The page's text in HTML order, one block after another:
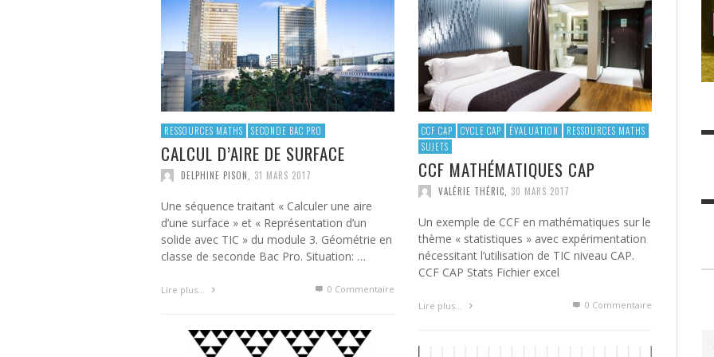
PROGRAMME COMPLÉMENTAIRE
BACCALAURÉAT PROFESSIONNEL
VALÉRIE THÉRIC 19 MARS 2016
(CME7)
DELPHINE PISON 8 AVRIL 2018
RESSOURCES MATHS SECONDE BAC PRO
CALCUL D’AIRE DE SURFACE
DELPHINE PISON 31 MARS 2017
Une séquence traitant « Calculer une aire
d’une surface » et « Représentation d’un
solide avec TIC » du module 3. Géométrie en
classe de seconde Bac Pro. Situation: …
Lire plus… 0 Commentaire
CCF CAP CYCLE CAP ÉVALUATION
RESSOURCES MATHS
SUJETS
CCF MATHÉMATIQUES CAP
VALÉRIE THÉRIC 30 MARS 2017
Un exemple de CCF en mathématiques sur le
thème « statistiques » avec expérimentation
nécessitant l’utilisation de TIC niveau CAP.
CCF CAP Stats Fichier excel
Lire plus… 0 Commentaire